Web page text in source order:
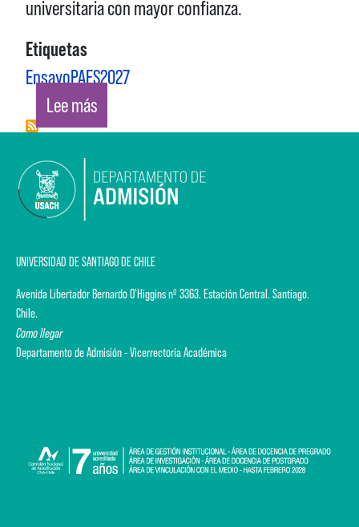
universitaria con mayor confianza.
Etiquetas
EnsayoPAES2027
Lee mássobre ENSAYO PAES 2026
UNIVERSIDAD DE SANTIAGO DE CHILE
Avenida Libertador Bernardo O'Higgins nº 3363. Estación Central. Santiago.
Chile.
Como llegar
Departamento de Admisión - Vicerrectoría Académica